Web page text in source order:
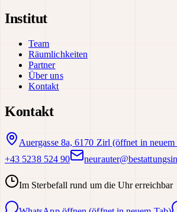
Institut
Team
Räumlichkeiten
Partner
Über uns
Kontakt
Kontakt
Auergasse 8a, 6170 Zirl (öffnet in neuem
+43 5238 524 90
Im Sterbefall rund um die Uhr erreichbar